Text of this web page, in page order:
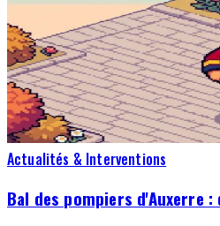
Actualités & Interventions
Bal des pompiers d'Auxerre